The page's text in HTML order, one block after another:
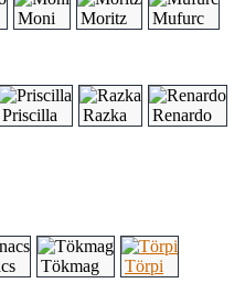
Moni Moritz Mufurc
Priscilla Razka Renardo
Tökmag Törpi